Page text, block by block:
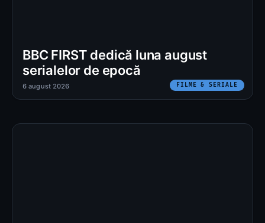
BBC FIRST dedică luna august
serialelor de epocă
FILME & SERIALE
6 august 2026